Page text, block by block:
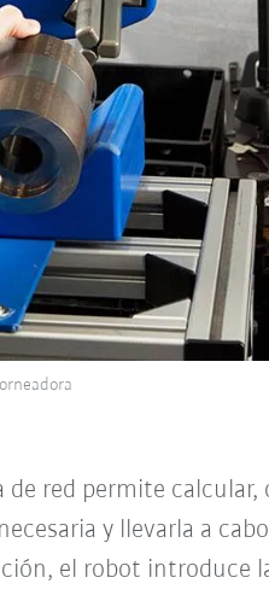
red permite
y llevarla a
el robot introduce